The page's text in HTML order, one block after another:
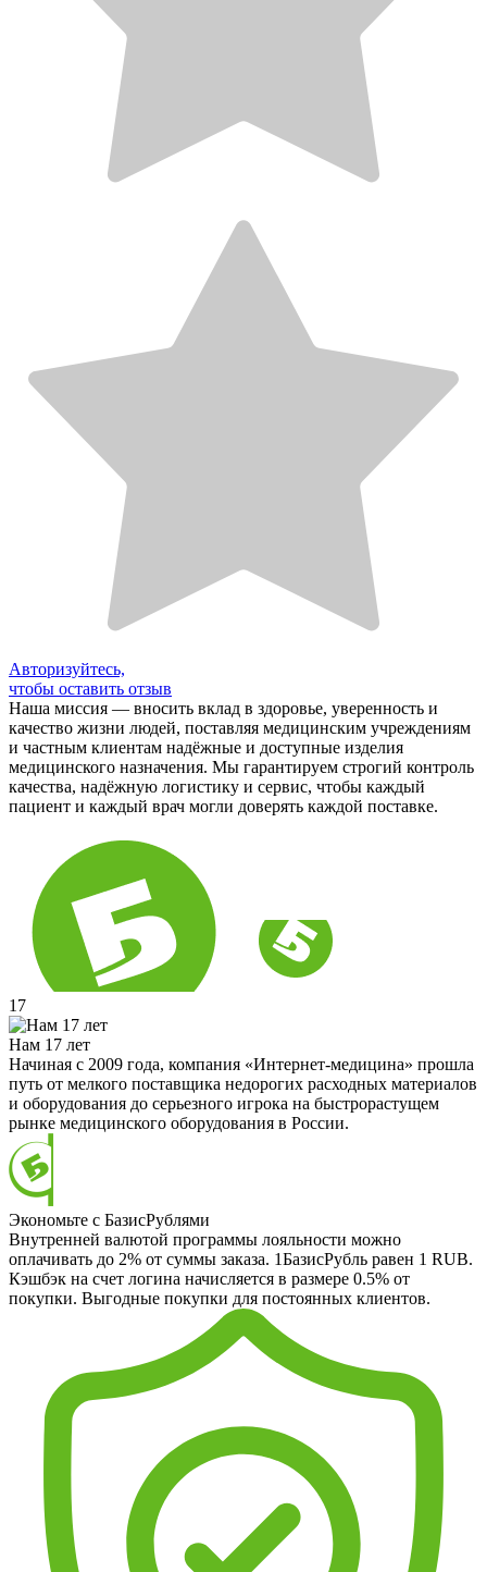
Авторизуйтесь,
чтобы оставить отзыв
Наша миссия — вносить вклад в здоровье, уверенность и
качество жизни людей, поставляя медицинским учреждениям
и частным клиентам надёжные и доступные изделия
медицинского назначения. Мы гарантируем строгий контроль
качества, надёжную логистику и сервис, чтобы каждый
пациент и каждый врач могли доверять каждой поставке.
17
Нам 17 лет
Начиная с 2009 года, компания «Интернет-медицина» прошла
путь от мелкого поставщика недорогих расходных материалов
и оборудования до серьезного игрока на быстрорастущем
рынке медицинского оборудования в России.
Экономьте с БазисРублями
Внутренней валютой программы лояльности можно
оплачивать до 2% от суммы заказа. 1БазисРубль равен 1 RUB.
Кэшбэк на счет логина начисляется в размере 0.5% от
покупки. Выгодные покупки для постоянных клиентов.